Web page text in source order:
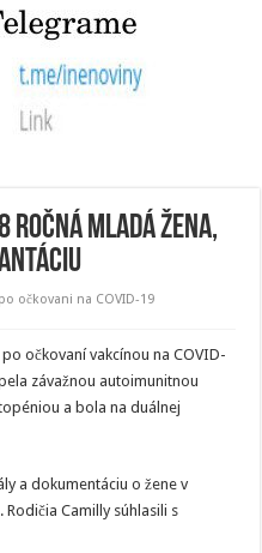
ročná mladá žena,
očkovani na COVID-19
očkovaní vakcínou na COVID-
závažnou autoimunitnou
a bola na duálnej
a dokumentáciu o žene v
Camilly súhlasili s